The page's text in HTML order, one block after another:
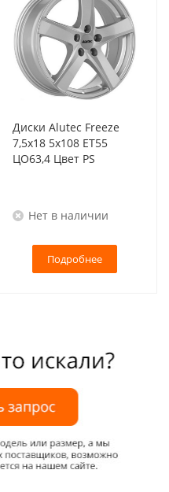
Диски Alutec Freeze
7,5x18 5x108 ET55
ЦО63,4 Цвет PS
Нет в наличии
Подробнее